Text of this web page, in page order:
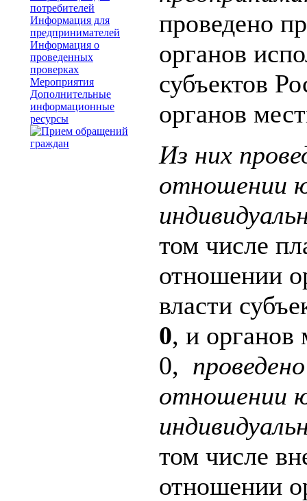
потребителей
Информация для
предпринимателей
Информация о
проведенных
проверках
Мероприятия
Дополнительные
информационные
ресурсы
проведено
органов
субъектов
органов
Из них
отношении
том числе
отношении
власти
0, и органов
0,
отношении
том числе
отношении